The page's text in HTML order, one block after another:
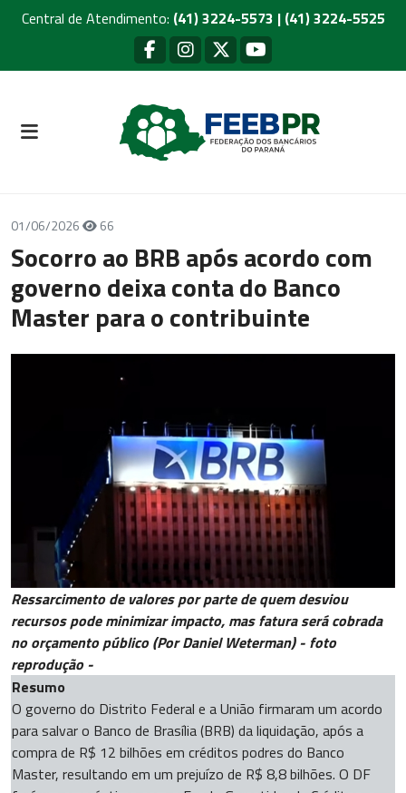
Central de Atendimento: (41) 3224-5573 | (41) 3224-5525
01/06/2026 66
Socorro ao BRB após acordo com
governo deixa conta do Banco
Master para o contribuinte
Ressarcimento de valores por parte de quem desviou
recursos pode minimizar impacto, mas fatura será cobrada
no orçamento público (Por Daniel Weterman) - foto
reprodução -
Resumo
O governo do Distrito Federal e a União firmaram um acordo
para salvar o Banco de Brasília (BRB) da liquidação, após a
compra de R$ 12 bilhões em créditos podres do Banco
Master, resultando em um prejuízo de R$ 8,8 bilhões. O DF